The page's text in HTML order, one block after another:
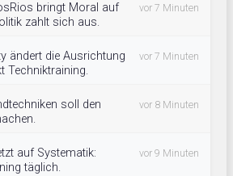
bringt Moral auf
zahlt sich aus.
vor 7 Minuten
ändert die Ausrichtung
Techniktraining.
vor 7 Minuten
soll den
vor 8 Minuten
auf Systematik:
täglich.
vor 9 Minuten